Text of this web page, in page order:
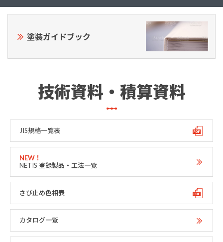
塗装ガイドブック
技術資料・積算資料
JIS規格一覧表
NETIS 登録製品・工法一覧
さび止め色相表
カタログ一覧